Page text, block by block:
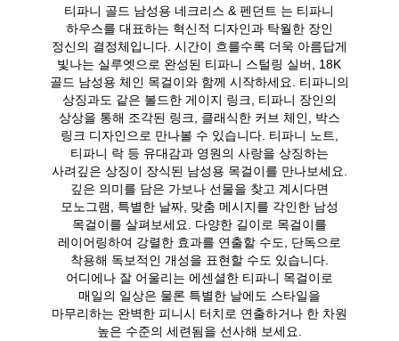
티파니 골드 남성용 네크리스 & 펜던트 는 티파니
하우스를 대표하는 혁신적 디자인과 탁월한 장인
정신의 결정체입니다. 시간이 흐를수록 더욱 아름답게
빛나는 실루엣으로 완성된 티파니 스털링 실버, 18K
골드 남성용 체인 목걸이와 함께 시작하세요. 티파니의
상징과도 같은 볼드한 게이지 링크, 티파니 장인의
상상을 통해 조각된 링크, 클래식한 커브 체인, 박스
링크 디자인으로 만나볼 수 있습니다. 티파니 노트,
티파니 락 등 유대감과 영원의 사랑을 상징하는
사려깊은 상징이 장식된 남성용 목걸이를 만나보세요.
깊은 의미를 담은 가보나 선물을 찾고 계시다면
모노그램, 특별한 날짜, 맞춤 메시지를 각인한 남성
목걸이를 살펴보세요. 다양한 길이로 목걸이를
레이어링하여 강렬한 효과를 연출할 수도, 단독으로
착용해 독보적인 개성을 표현할 수도 있습니다.
어디에나 잘 어울리는 에센셜한 티파니 목걸이로
매일의 일상은 물론 특별한 날에도 스타일을
마무리하는 완벽한 피니시 터치로 연출하거나 한 차원
높은 수준의 세련됨을 선사해 보세요.